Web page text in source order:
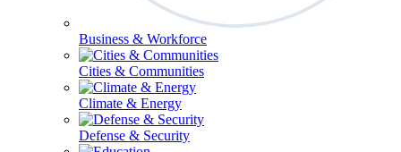
Business & Workforce
Cities & Communities
Climate & Energy
Defense & Security